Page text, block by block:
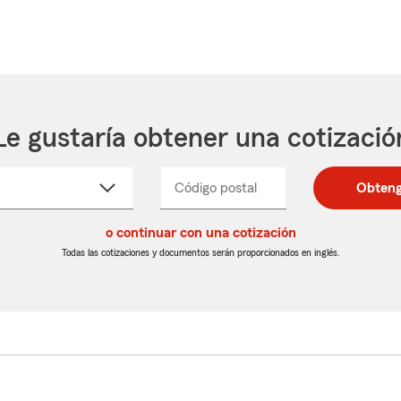
gustaría obtener una
Código postal
postal
de
postal
de
_____
o continuar con una cotización
Todas las cotizaciones y documentos serán proporcionados en inglés.